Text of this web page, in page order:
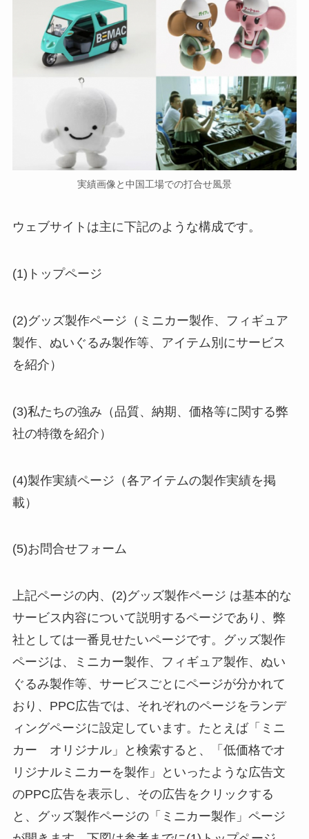
実績画像と中国工場での打合せ風景
ウェブサイトは主に下記のような構成です。
(1)トップページ
(2)グッズ製作ページ（ミニカー製作、フィギュア
製作、ぬいぐるみ製作等、アイテム別にサービス
を紹介）
(3)私たちの強み（品質、納期、価格等に関する弊
社の特徴を紹介）
(4)製作実績ページ（各アイテムの製作実績を掲
載）
(5)お問合せフォーム
上記ページの内、(2)グッズ製作ページ は基本的な
サービス内容について説明するページであり、弊
社としては一番見せたいページです。グッズ製作
ページは、ミニカー製作、フィギュア製作、ぬい
ぐるみ製作等、サービスごとにページが分かれて
おり、PPC広告では、それぞれのページをランデ
ィングページに設定しています。たとえば「ミニ
カー オリジナル」と検索すると、「低価格でオ
リジナルミニカーを製作」といったような広告文
のPPC広告を表示し、その広告をクリックする
と、グッズ製作ページの「ミニカー製作」ページ